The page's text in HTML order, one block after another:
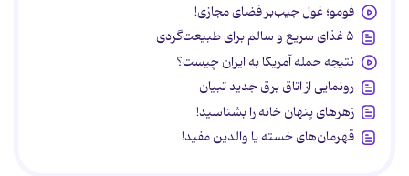
فومو؛ غول جیب‌بر فضای مجازی!
۵ غذای سریع و سالم برای طبیعت‌گردی
نتیجه حمله آمریکا به ایران چیست؟
رونمایی از اتاق برق جدید تبیان
زهرهای پنهان خانه را بشناسید!
قهرمان‌های خسته یا والدین مفید!